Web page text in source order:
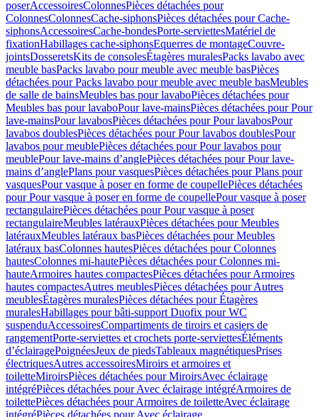
poserAccessoiresColonnesPièces détachées pour
ColonnesColonnesCache-siphonsPièces détachées pour Cache-
siphonsAccessoiresCache-bondesPorte-serviettesMatériel de
fixationHabillages cache-siphonsEquerres de montageCouvre-
jointsDosseretsKits de consolesÉtagères muralesPacks lavabo avec
meuble basPacks lavabo pour meuble avec meuble basPièces
détachées pour Packs lavabo pour meuble avec meuble basMeubles
de salle de bainsMeubles bas pour lavaboPièces détachées pour
Meubles bas pour lavaboPour lave-mainsPièces détachées pour Pour
lave-mainsPour lavabosPièces détachées pour Pour lavabosPour
lavabos doublesPièces détachées pour Pour lavabos doublesPour
lavabos pour meublePièces détachées pour Pour lavabos pour
meublePour lave-mains d’anglePièces détachées pour Pour lave-
mains d’anglePlans pour vasquesPièces détachées pour Plans pour
vasquesPour vasque à poser en forme de coupellePièces détachées
pour Pour vasque à poser en forme de coupellePour vasque à poser
rectangulairePièces détachées pour Pour vasque à poser
rectangulaireMeubles latérauxPièces détachées pour Meubles
latérauxMeubles latéraux basPièces détachées pour Meubles
latéraux basColonnes hautesPièces détachées pour Colonnes
hautesColonnes mi-hautePièces détachées pour Colonnes mi-
hauteArmoires hautes compactesPièces détachées pour Armoires
hautes compactesAutres meublesPièces détachées pour Autres
meublesÉtagères muralesPièces détachées pour Étagères
muralesHabillages pour bâti-support Duofix pour WC
suspenduAccessoiresCompartiments de tiroirs et casiers de
rangementPorte-serviettes et crochets porte-serviettesÉléments
d’éclairagePoignéesJeux de piedsTableaux magnétiquesPrises
électriquesAutres accessoiresMiroirs et armoires et
toiletteMiroirsPièces détachées pour MiroirsAvec éclairage
intégréPièces détachées pour Avec éclairage intégréArmoires de
toilettePièces détachées pour Armoires de toiletteAvec éclairage
intégréPièces détachées pour Avec éclairage